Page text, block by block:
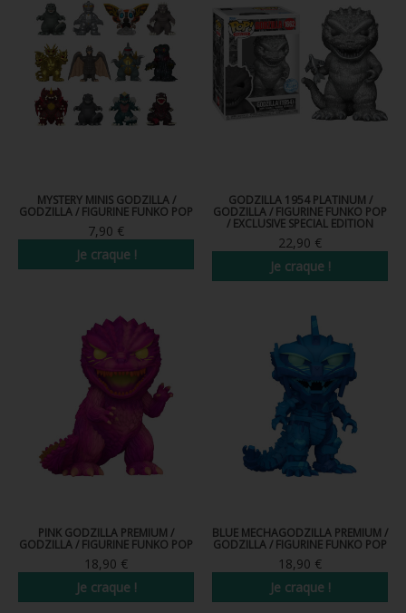
FIGURINES POP STAR WARS
FIGURINES POP STRANGER THINGS
FIGURINES POP SEIGNEUR DES ANNEAUX
FIGURINES POP DC COMICS
FIGURINE POP AD ICONS
FIGURINE POP ROYALS FAMILY
FIGURINE POP RETRO TOYS
POP PROTECTION
PORTE-CLÉS POCKET POP
FUNKO VINYL SODA
FUNKO POP PIN
LOUNGEFLY
MYSTERY MINIS GODZILLA /
GODZILLA / FIGURINE FUNKO POP
7,90 €
Je craque !
GODZILLA 1954 PLATINUM /
GODZILLA / FIGURINE FUNKO POP
/ EXCLUSIVE SPECIAL EDITION
22,90 €
Je craque !
PINK GODZILLA PREMIUM /
GODZILLA / FIGURINE FUNKO POP
18,90 €
Je craque !
BLUE MECHAGODZILLA PREMIUM /
GODZILLA / FIGURINE FUNKO POP
18,90 €
Je craque !